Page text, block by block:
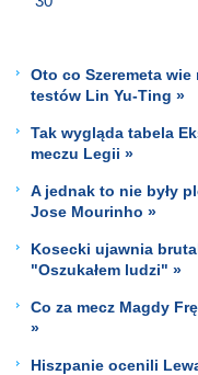
Oto co Szeremeta
testów Lin Yu-Ting »
Tak wygląda tabela
meczu Legii »
A jednak to nie były
Jose Mourinho »
Kosecki ujawnia
"Oszukałem ludzi" »
Co za mecz Magdy
»
Hiszpanie ocenili